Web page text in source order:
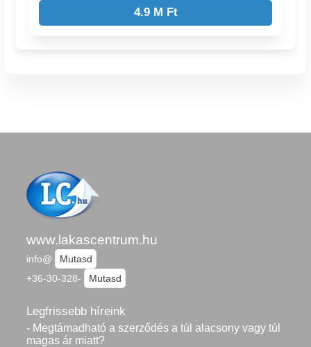
4.9 M Ft
www.lakascentrum.hu
info@
Mutasd
+36-30-328-
Mutasd
Legfrissebb híreink
- Megtámadható a szerződés a túl alacsony vagy túl
magas ár miatt?